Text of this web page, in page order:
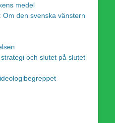
medel
den svenska vänstern
och slutet på slutet